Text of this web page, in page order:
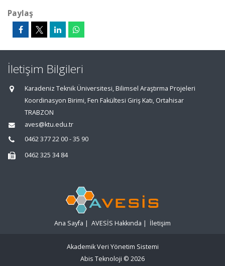
Paylaş
İletişim Bilgileri
Karadeniz Teknik Üniversitesi, Bilimsel Araştırma Projeleri
Koordinasyon Birimi, Fen Fakültesi Giriş Katı, Ortahisar
TRABZON
aves@ktu.edu.tr
0462 377 22 00 - 35 90
0462 325 34 84
Ana Sayfa | AVESİS Hakkında | İletişim
Akademik Veri Yönetim Sistemi
Abis Teknoloji © 2026